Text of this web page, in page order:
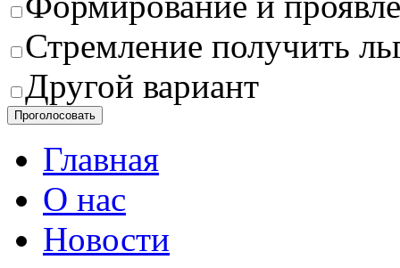
Стремление получить
Другой вариант
Проголосовать
Главная
О нас
Новости